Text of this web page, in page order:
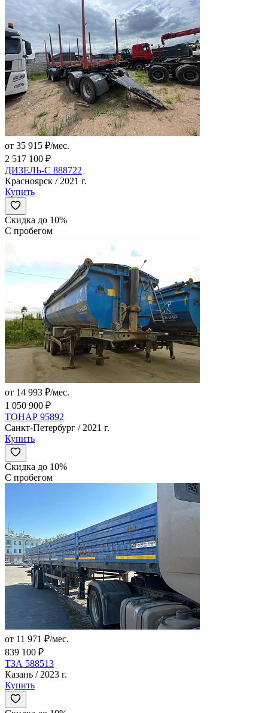
от 35 915 ₽/мес.
2 517 100 ₽
ДИЗЕЛЬ-С 888722
Красноярск / 2021 г.
Купить
Скидка до 10%
С пробегом
от 14 993 ₽/мес.
1 050 900 ₽
ТОНАР 95892
Санкт-Петербург / 2021 г.
Купить
Скидка до 10%
С пробегом
от 11 971 ₽/мес.
839 100 ₽
ТЗА 588513
Казань / 2023 г.
Купить